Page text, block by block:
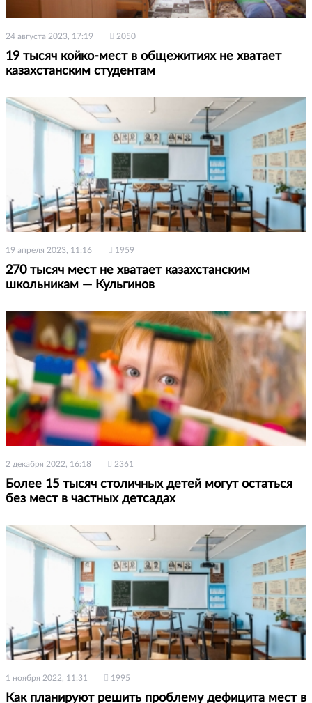
24 августа 2023, 17:19 2050
19 тысяч койко-мест в общежитиях не хватает
казахстанским студентам
19 апреля 2023, 11:16 1959
270 тысяч мест не хватает казахстанским
школьникам — Кульгинов
2 декабря 2022, 16:18 2361
Более 15 тысяч столичных детей могут остаться
без мест в частных детсадах
1 ноября 2022, 11:31 1995
Как планируют решить проблему дефицита мест в